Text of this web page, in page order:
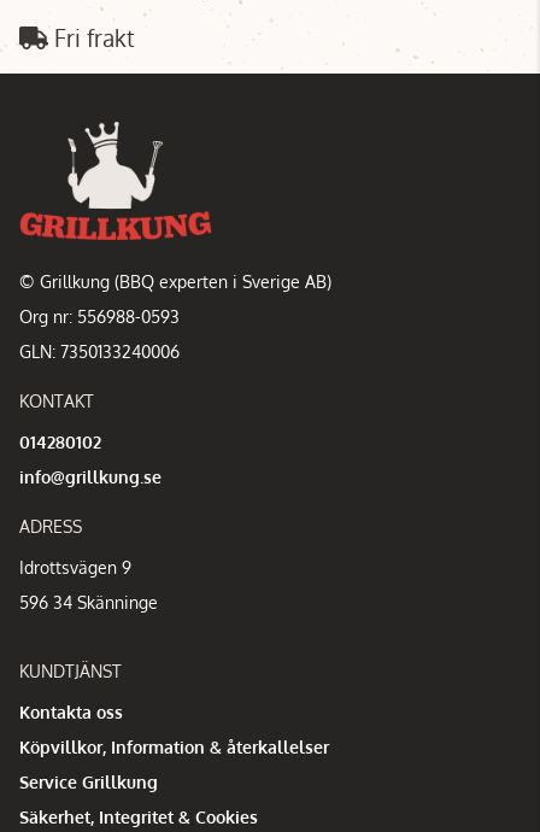
Fri frakt
© Grillkung (BBQ experten i Sverige AB)
Org nr: 556988-0593
GLN: 7350133240006
KONTAKT
014280102
info@grillkung.se
ADRESS
Idrottsvägen 9
596 34 Skänninge
KUNDTJÄNST
Kontakta oss
Köpvillkor, Information & återkallelser
Service Grillkung
Säkerhet, Integritet & Cookies